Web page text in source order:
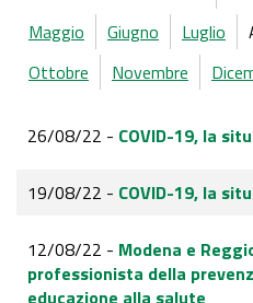
Maggio
Giugno Luglio
Ottobre
Novembre
26/08/22 - COVID-19, la
19/08/22 - COVID-19, la
12/08/22 - Modena e
professionista della
educazione alla salute